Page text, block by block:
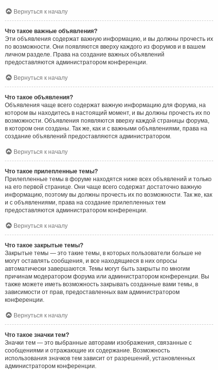
Вернуться к началу
Что такое важные объявления?
Эти объявления содержат важную информацию, и вы должны прочесть их
по возможности. Они появляются вверху каждого из форумов и в вашем
личном разделе. Права на создание важных объявлений
предоставляются администратором конференции.
Вернуться к началу
Что такое объявления?
Объявления чаще всего содержат важную информацию для форума, на
котором вы находитесь в настоящий момент, и вы должны прочесть их по
возможности. Объявления появляются вверху каждой страницы форума,
в котором они созданы. Так же, как и с важными объявлениями, права на
создание объявлений предоставляются администратором.
Вернуться к началу
Что такое прилепленные темы?
Прилепленные темы в форуме находятся ниже всех объявлений и только
на его первой странице. Они чаще всего содержат достаточно важную
информацию, поэтому вы должны прочесть их по возможности. Так же, как
и с объявлениями, права на создание прилепленных тем
предоставляются администратором конференции.
Вернуться к началу
Что такое закрытые темы?
Закрытые темы — это такие темы, в которых пользователи больше не
могут оставлять сообщения, и все находящиеся в них опросы
автоматически завершаются. Темы могут быть закрыты по многим
причинам модератором форума или администратором конференции. Вы
также можете иметь возможность закрывать созданные вами темы, в
зависимости от прав, предоставленных вам администратором
конференции.
Вернуться к началу
Что такое значки тем?
Значки тем — это выбранные авторами изображения, связанные с
сообщениями и отражающие их содержание. Возможность
использования значков тем зависит от разрешений, установленных
администратором конференции.